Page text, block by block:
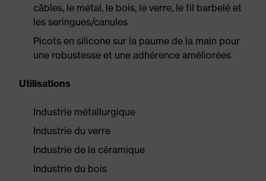
câbles, le métal, le bois, le verre, le fil barbelé et
les seringues/canules
Picots en silicone sur la paume de la main pour
une robustesse et une adhérence améliorées
Utilisations
Industrie métallurgique
Industrie du verre
Industrie de la céramique
Industrie du bois